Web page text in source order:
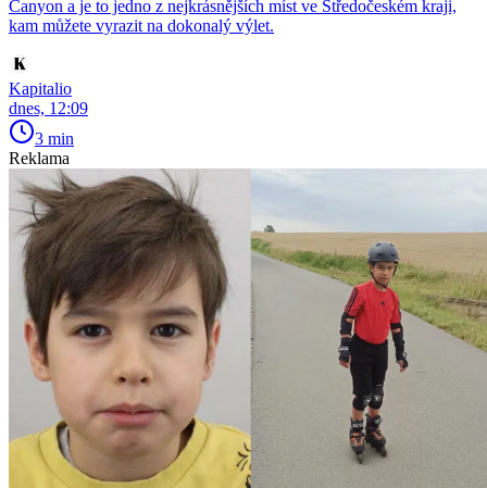
Canyon a je to jedno z nejkrásnějších míst ve Středočeském kraji,
kam můžete vyrazit na dokonalý výlet.
Kapitalio
dnes, 12:09
3 min
Reklama